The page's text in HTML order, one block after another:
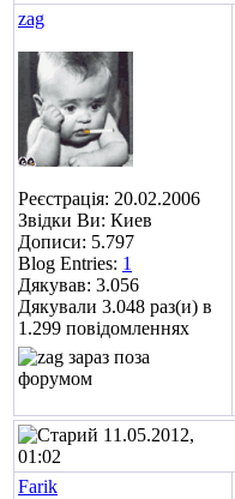
zag
Реєстрація: 20.02.2006
Звідки Ви: Киев
Дописи: 5.797
Blog Entries: 1
Дякував: 3.056
Дякували 3.048 раз(и) в
1.299 повідомленнях
11.05.2012,
01:02
Farik